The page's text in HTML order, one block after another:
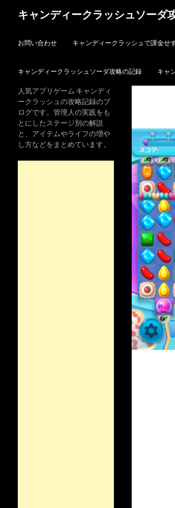
キャンディークラッシュソーダ
お問い合わせ
キャンディークラッシュで課金せ
キャンディークラッシュソーダ攻略の記録 キャ
人気アプリゲーム キャンディ
ークラッシュの攻略記録のブ
ログです。管理人の実践をも
とにしたステージ別の解説
と、アイテムやライフの増や
し方などをまとめています。